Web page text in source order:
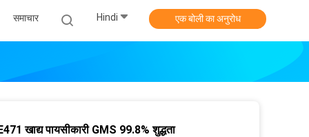
समाचार Hindi एक बोली का अनुरोध
खाद्य पायसीकारी GMS 99.8% शुद्धता